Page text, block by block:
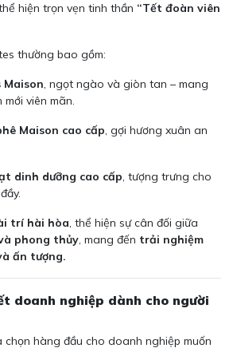
hiện trọn vẹn tinh thần “Tết đoàn viên
thường bao gồm:
Maison, ngọt ngào và giòn tan – mang
mới viên mãn.
Maison cao cấp, gợi hương xuân an
dinh dưỡng cao cấp, tượng trưng cho
trí hài hòa, thể hiện sự cân đối giữa
phong thủy, mang đến trải nghiệm
ấn tượng.
doanh nghiệp dành cho người
chọn hàng đầu cho doanh nghiệp muốn